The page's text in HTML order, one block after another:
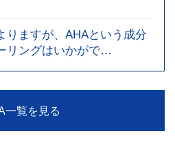
りますが、AHAという成分
リングはいかがで…
一覧を見る